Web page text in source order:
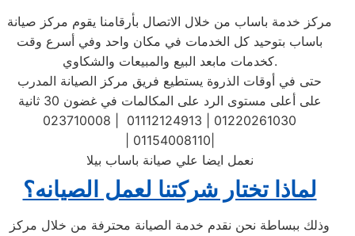
مركز خدمة باساب من خلال الاتصال بأرقامنا يقوم مركز صيانة
باساب بتوحيد كل الخدمات في مكان واحد وفي أسرع وقت
كخدمات مابعد البيع والمبيعات والشكاوي.
حتى في أوقات الذروة يستطيع فريق مركز الصيانة المدرب
على أعلى مستوى الرد على المكالمات في غضون 30 ثانية
023710008 | 01112124913 | 01220261030
| 01154008110|
نعمل ايضا علي صيانة باساب بيلا
لماذا تختار شركتنا لعمل الصيانه؟
وذلك ببساطة نحن نقدم خدمة الصيانة محترفة من خلال مركز